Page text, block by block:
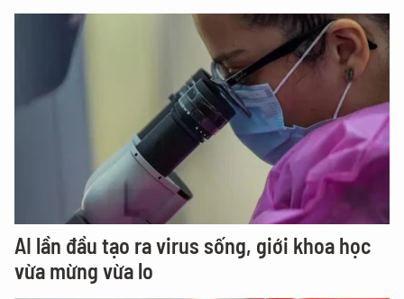
AI lần đầu tạo ra virus sống, giới khoa học
vừa mừng vừa lo